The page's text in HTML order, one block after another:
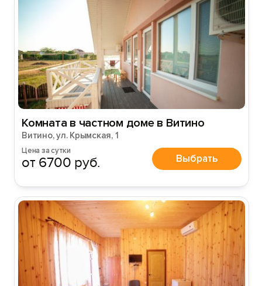
Комната в частном доме в Витино
Витино, ул. Крымская, 1
Цена за сутки
от 6700 руб. Выбрать